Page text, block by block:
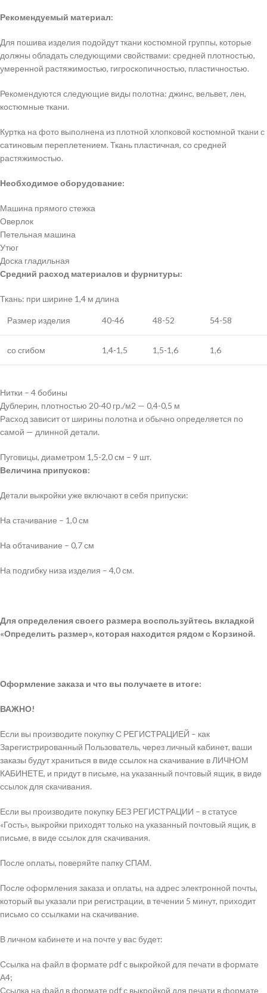
Рекомендуемый материал:
Для пошива изделия подойдут ткани костюмной группы, которые
должны обладать следующими свойствами: средней плотностью,
умеренной растяжимостью, гигроскопичностью, пластичностью.
Рекомендуются следующие виды полотна: джинс, вельвет, лен,
костюмные ткани.
Куртка на фото выполнена из плотной хлопковой костюмной ткани с
сатиновым переплетением. Ткань пластичная, со средней
растяжимостью.
Необходимое оборудование:
Машина прямого стежка
Оверлок
Петельная машина
Утюг
Доска гладильная
Средний расход материалов и фурнитуры:
Ткань: при ширине 1,4 м длина
Размер изделия 40-46 48-52 54-58
со сгибом 1,4-1,5 1,5-1,6 1,6
Нитки – 4 бобины
Дублерин, плотностью 20-40 гр./м2 — 0,4-0,5 м
Расход зависит от ширины полотна и обычно определяется по
самой — длинной детали.
Пуговицы, диаметром 1,5-2,0 см – 9 шт.
Величина припусков:
Детали выкройки уже включают в себя припуски:
На стачивание – 1,0 см
На обтачивание – 0,7 см
На подгибку низа изделия – 4,0 см.
Для определения своего размера воспользуйтесь вкладкой
«Определить размер», которая находится рядом с Корзиной.
Оформление заказа и что вы получаете в итоге:
ВАЖНО!
Если вы производите покупку С РЕГИСТРАЦИЕЙ – как
Зарегистрированный Пользователь, через личный кабинет, ваши
заказы будут храниться в виде ссылок на скачивание в ЛИЧНОМ
КАБИНЕТЕ, и придут в письме, на указанный почтовый ящик, в виде
ссылок для скачивания.
Если вы производите покупку БЕЗ РЕГИСТРАЦИИ – в статусе
«Гость», выкройки приходят только на указанный почтовый ящик, в
письме, в виде ссылок для скачивания.
После оплаты, поверяйте папку СПАМ.
После оформления заказа и оплаты, на адрес электронной почты,
который вы указали при регистрации, в течении 5 минут, приходит
письмо со ссылками на скачивание.
В личном кабинете и на почте у вас будет:
Ссылка на файл в формате pdf с выкройкой для печати в формате
А4;
Ссылка на файл в формате pdf с выкройкой для печати в формате